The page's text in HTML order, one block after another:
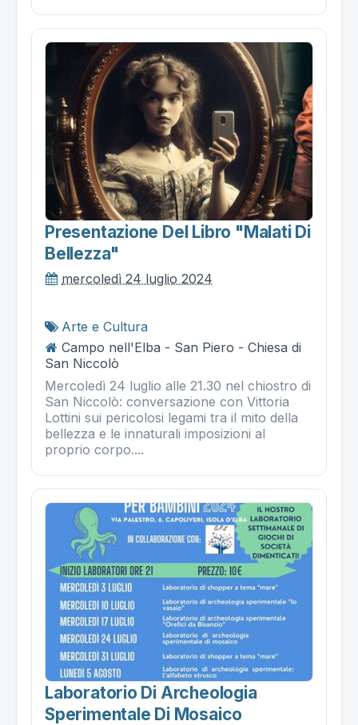
Presentazione Del Libro "malati Di
Bellezza"
mercoledì 24 luglio 2024
Arte e Cultura
Campo nell'Elba - San Piero - Chiesa di
San Niccolò
Mercoledì 24 luglio alle 21.30 nel chiostro di
San Niccolò: conversazione con Vittoria
Lottini sui pericolosi legami tra il mito della
bellezza e le innaturali imposizioni al
proprio corpo....
Laboratorio Di Archeologia
Sperimentale Di Mosaico